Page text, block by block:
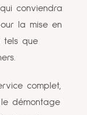
conviendra
la mise en
tels que
complet,
démontage